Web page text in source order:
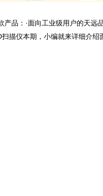
品：·面向工业级用户的天远
描仪本期，小编就来详细介绍